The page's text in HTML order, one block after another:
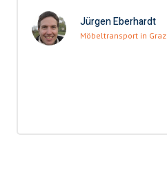
Jürgen Eberhardt
Möbeltransport in Graz